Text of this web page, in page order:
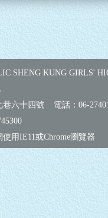
SHENG KUNG GIRLS'
巷六十四號 電話：06-
使用IE11或Chrome瀏覽器